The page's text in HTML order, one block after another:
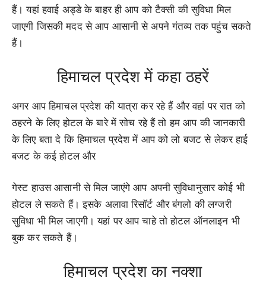
हैं। यहां हवाई अड्डे के बाहर ही आप को टैक्सी की सुविधा मिल
जाएगी जिसकी मदद से आप आसानी से अपने गंतव्य तक पहुंच सकते
हैं।
हिमाचल प्रदेश में कहा ठहरें
अगर आप हिमाचल प्रदेश की यात्रा कर रहे हैं और वहां पर रात को
ठहरने के लिए होटल के बारे में सोच रहे हैं तो हम आप की जानकारी
के लिए बता दे कि हिमाचल प्रदेश में आप को लो बजट से लेकर हाई
बजट के कई होटल और
गेस्ट हाउस आसानी से मिल जाएंगे आप अपनी सुविधानुसार कोई भी
होटल ले सकते हैं। इसके अलावा रिसॉर्ट और बंगलो की लग्जरी
सुविधा भी मिल जाएगी। यहां पर आप चाहे तो होटल ऑनलाइन भी
बुक कर सकते हैं।
हिमाचल प्रदेश का नक्शा